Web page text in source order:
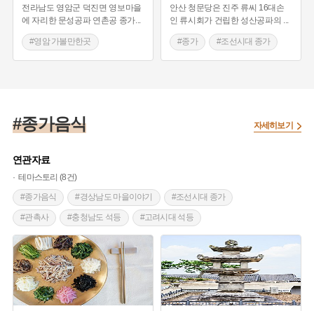
#충청북도 마을이야기 #영암 가볼만한곳
전라남도 영암군 덕진면 영보마을
에 자리한 문성공파 연촌공 종가...
#영암 가볼만한곳
#조선시대 종가
안산 청문당은 진주 류씨 16대손
인 류시회가 건립한 성산공파의
#종가 #조선시대 종가
#종갓집
#종가음식
연관자료
테마스토리 (8건)
#종가음식
#경상남도 마을이야기 #조선시대 종가
#관촉사 #충청남도 석등 #고려시대 석등
#조선시대 #전라북도 #조선시대가옥
#장수군가옥 #장수 가볼만한곳 #경북 상주
#감 #경상북도 별미 #된장 #고창 가볼만한곳
#전라북도 별미 #석계종가 #음식디미방
자세히보기